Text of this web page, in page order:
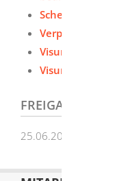
Schengen-
Visum für Au-
Visum für
25.06.2026